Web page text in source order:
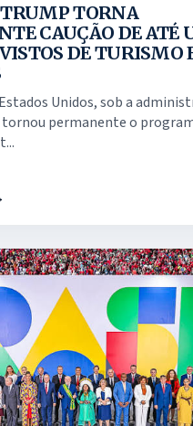
TORNA
CAUÇÃO DE ATÉ
DE TURISMO
Unidos, sob a
permanente o